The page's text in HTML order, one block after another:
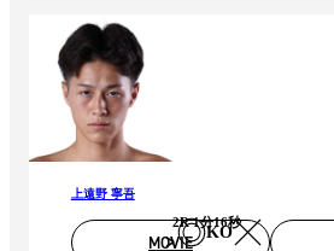
上遠野 寧吾
KO
2R 1分16秒
MOVIE